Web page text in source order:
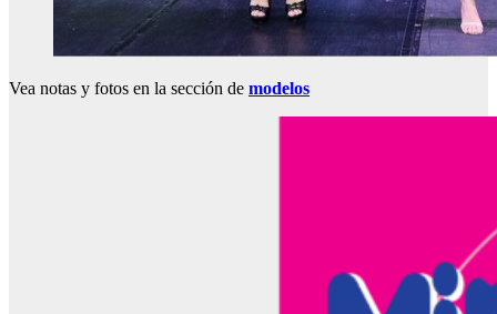
Vea notas y fotos en la sección de modelos